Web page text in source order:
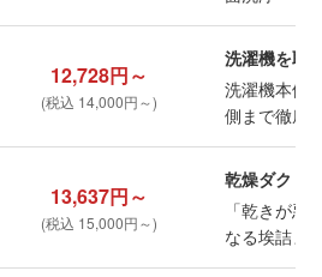
12,728円～
(税込 14,000円～)
洗濯機を取
洗濯機本体
側まで徹底
13,637円～
(税込 15,000円～)
乾燥ダクト
「乾きが悪
なる埃詰ま